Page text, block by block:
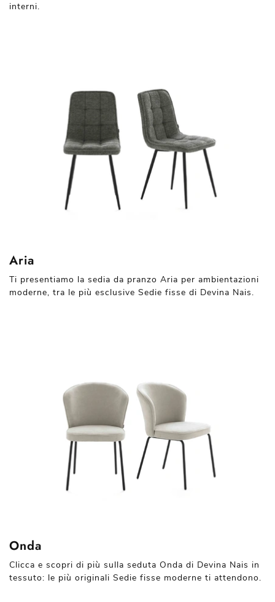
interni.
Aria
Ti presentiamo la sedia da pranzo Aria per ambientazioni
moderne, tra le più esclusive Sedie fisse di Devina Nais.
Onda
Clicca e scopri di più sulla seduta Onda di Devina Nais in
tessuto: le più originali Sedie fisse moderne ti attendono.